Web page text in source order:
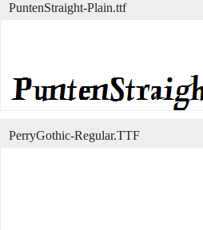
PuntenStraight-Plain.ttf
PerryGothic-Regular.TTF